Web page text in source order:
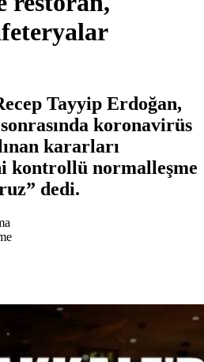
Tayyip Erdoğan,
koronavirüs
kararları
kontrollü normalleşme
dedi.